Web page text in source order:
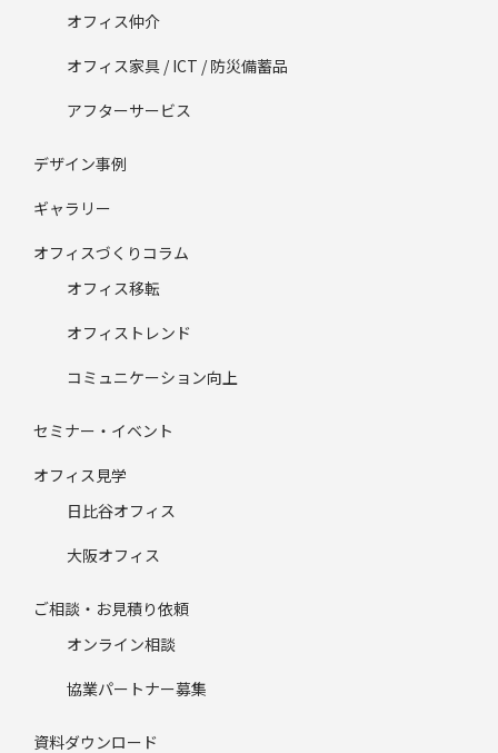
オフィス仲介
オフィス家具 / ICT / 防災備蓄品
アフターサービス
デザイン事例
ギャラリー
オフィスづくりコラム
オフィス移転
オフィストレンド
コミュニケーション向上
セミナー・イベント
オフィス見学
日比谷オフィス
大阪オフィス
ご相談・お見積り依頼
オンライン相談
協業パートナー募集
資料ダウンロード